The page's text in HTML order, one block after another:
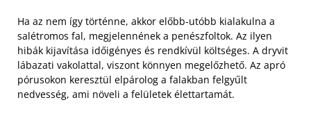
Ha az nem így történne, akkor előbb-utóbb kialakulna a
salétromos fal, megjelennének a penészfoltok. Az ilyen
hibák kijavítása időigényes és rendkívül költséges. A dryvit
lábazati vakolattal, viszont könnyen megelőzhető. Az apró
pórusokon keresztül elpárolog a falakban felgyűlt
nedvesség, ami növeli a felületek élettartamát.